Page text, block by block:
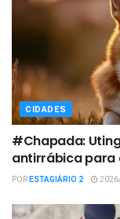
CIDADES
#Chapada:
antirrábica para
PORESTAGIÁRIO 2